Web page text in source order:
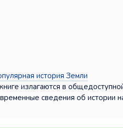
история Земли
излагаются в
сведения об истории